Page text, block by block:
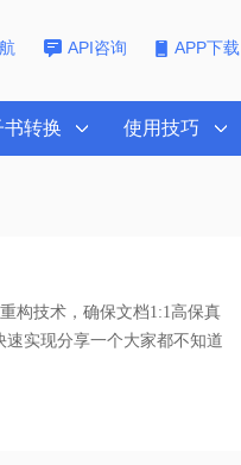
API咨询 APP下载
书转换 使用技巧
构技术，确保文档1:1高保真
助您快速实现分享一个大家都不知道